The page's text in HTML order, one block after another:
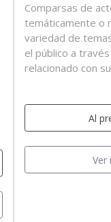
Comparsas de
temáticamente o
variedad de
el público a
relacionado con
Al
Ver